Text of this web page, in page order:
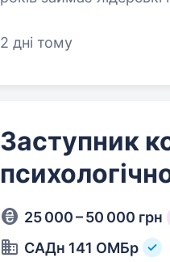
2 дні тому
Заступник
25 000 – 50 000 грн
САДн 141 ОМБр